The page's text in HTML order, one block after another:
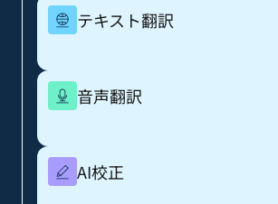
テキスト翻訳
音声翻訳
AI校正